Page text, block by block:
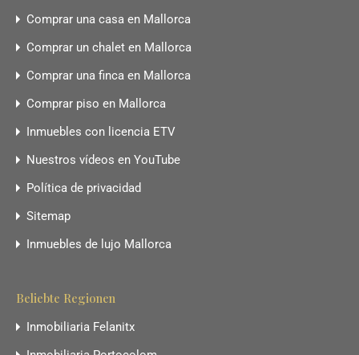
Comprar una casa en Mallorca
Comprar un chalet en Mallorca
Comprar una finca en Mallorca
Comprar piso en Mallorca
Inmuebles con licencia ETV
Nuestros vídeos en YouTube
Política de privacidad
Sitemap
Inmuebles de lujo Mallorca
Beliebte Regionen
Inmobiliaria Felanitx